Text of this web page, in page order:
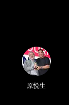
原悦生